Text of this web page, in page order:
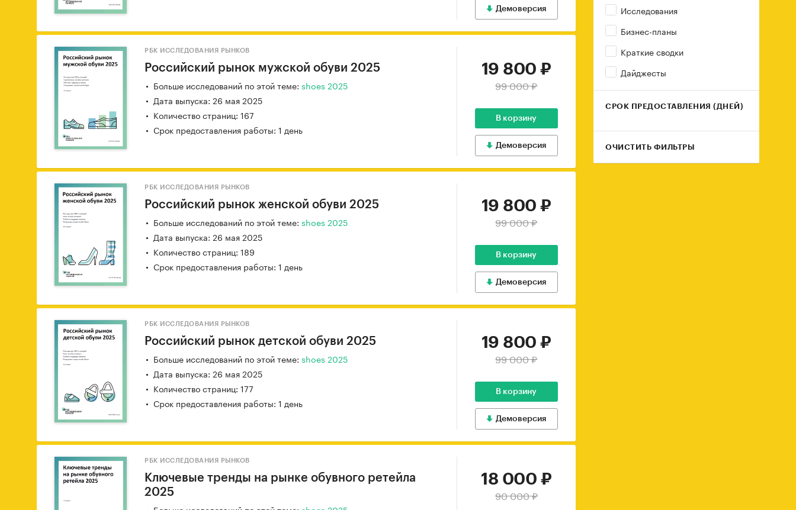
Исследования
Бизнес-планы
Краткие сводки
Дайджесты
СРОК ПРЕДОСТАВЛЕНИЯ (ДНЕЙ)
ОЧИСТИТЬ ФИЛЬТРЫ
Демоверсия
РБК ИССЛЕДОВАНИЯ РЫНКОВ
Российский рынок мужской обуви 2025
Больше исследований по этой теме: shoes 2025
Дата выпуска: 26 мая 2025
Количество страниц: 167
Срок предоставления работы: 1 день
19 800 ₽
99 000 ₽
В корзину
Демоверсия
РБК ИССЛЕДОВАНИЯ РЫНКОВ
Российский рынок женской обуви 2025
Больше исследований по этой теме: shoes 2025
Дата выпуска: 26 мая 2025
Количество страниц: 189
Срок предоставления работы: 1 день
19 800 ₽
99 000 ₽
В корзину
Демоверсия
РБК ИССЛЕДОВАНИЯ РЫНКОВ
Российский рынок детской обуви 2025
Больше исследований по этой теме: shoes 2025
Дата выпуска: 26 мая 2025
Количество страниц: 177
Срок предоставления работы: 1 день
19 800 ₽
99 000 ₽
В корзину
Демоверсия
РБК ИССЛЕДОВАНИЯ РЫНКОВ
Ключевые тренды на рынке обувного ретейла
2025
18 000 ₽
90 000 ₽